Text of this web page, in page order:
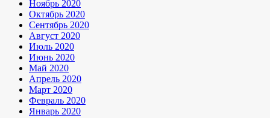
Ноябрь 2020
Октябрь 2020
Сентябрь 2020
Август 2020
Июль 2020
Июнь 2020
Май 2020
Апрель 2020
Март 2020
Февраль 2020
Январь 2020